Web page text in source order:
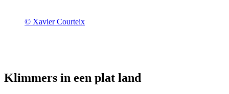
© Xavier Courteix
Klimmers in een plat land